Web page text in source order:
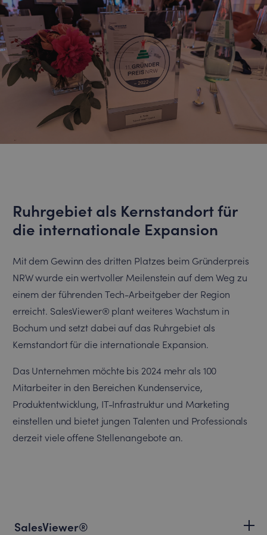
Ruhrgebiet als Kernstandort für
die internationale Expansion
Mit dem Gewinn des dritten Platzes beim Gründerpreis
NRW wurde ein wertvoller Meilenstein auf dem Weg zu
einem der führenden Tech-Arbeitgeber der Region
erreicht. SalesViewer® plant weiteres Wachstum in
Bochum und setzt dabei auf das Ruhrgebiet als
Kernstandort für die internationale Expansion.
Das Unternehmen möchte bis 2024 mehr als 100
Mitarbeiter in den Bereichen Kundenservice,
Produktentwicklung, IT-Infrastruktur und Marketing
einstellen und bietet jungen Talenten und Professionals
derzeit viele offene Stellenangebote an.
SalesViewer®